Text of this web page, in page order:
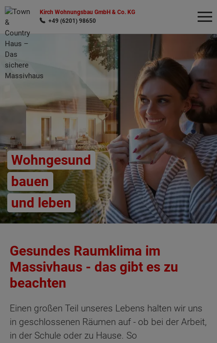
Kirch Wohnungsbau GmbH & Co. KG
+49 (6201) 98650
Wohngesund
bauen
und leben
Gesundes Raumklima im
Massivhaus - das gibt es zu
beachten
Einen großen Teil unseres Lebens halten wir uns
in geschlossenen Räumen auf - ob bei der Arbeit,
in der Schule oder zu Hause. So
Wonach möchten Sie suchen?